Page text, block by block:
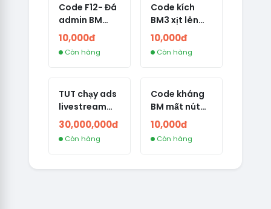
Code F12- Đá
admin BM
trước 7 ngày
10,000đ
Còn hàng
Code kích
BM3 xịt lên
BM10 New
24/8
10,000đ
Còn hàng
TUT chạy ads
livestream
cho page
thường (VIP)
30,000,000đ
Còn hàng
Code kháng
BM mất nút
mới nhất
8/8/2025
10,000đ
Còn hàng